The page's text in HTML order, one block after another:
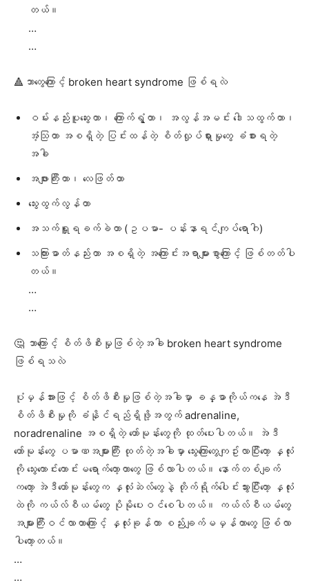
တယ်။
…
…
🔺ဘာတွေကြောင့် broken heart syndrome ဖြစ်ရလဲ
ဝမ်းနည်းပူဆွေးတာ၊ ကြောက်ရွံ့တာ၊ အလွန်အမင်း ဒေါသထွက်တာ၊
အံ့သြတာ အစရှိတဲ့ ပြင်းထန်တဲ့ စိတ်လှုပ်ရှားမှုတွေ ခံစားရတဲ့
အခါ
အဖျားကြီးတာ၊ လေဖြတ်တာ
သွေးထွက်လွန်တာ
အသက်ရှူရခက်ခဲတာ (ဥပမာ- ပန်းနာရင်ကျပ်ရောဂါ)
သကြားဓာတ်နည်းတာ အစရှိတဲ့ အကြောင်းအရာများစွာကြောင့် ဖြစ်တတ်ပါ
တယ်။
…
…
🤔 ဘာကြောင့် စိတ်ဖိစီးမှုဖြစ်တဲ့အခါ broken heart syndrome
ဖြစ်ရသလဲ
ပုံမှန်အားဖြင့် စိတ်ဖိစီးမှုဖြစ်တဲ့အခါမှာ ခန္ဓာကိုယ်ကနေ အဲဒီ
စိတ်ဖိစီးမှုကို ခံနိုင်ရည်ရှိဖို့အတွက် adrenaline,
noradrenaline အစရှိတဲ့ ဟော်မုန်းတွေကို ထုတ်ပေးပါတယ်။ အဲဒီ
ဟော်မုန်းတွေ ပမာဏအများကြီး ထုတ်တဲ့အခါမှာ သွေးကြောတွေကျဥ်းလာပြီးတော့ နှလုံး
ကို သွေးကောင်းကောင်းမရောက်တော့တာတွေ ဖြစ်လာပါတယ်။ နောက်တစ်ချက်
ကတော့ အဲဒီဟော်မုန်းတွေက နှလုံးဆဲလ်တွေနဲ့ တိုက်ရိုက်ပေါင်းသွားပြီးတော့ နှလုံး
ထဲကို ကယ်လ်စီယမ်တွေ ပိုမိုပေးဝင်စေပါတယ်။ ကယ်လ်စီယမ်တွေ
အများကြီးဝင်လာတာကြောင့် နှလုံးခုန်တာ စည်းချက်မမှန်တာတွေ ဖြစ်လာ
ပါတော့တယ်။
…
…